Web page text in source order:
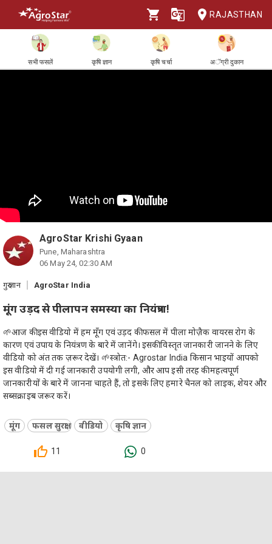
RAJASTHAN
सभी फसलें कृषि ज्ञान कृषि चर्चा अॅग्री दुकान
AgroStar Krishi Gyaan
Pune, Maharashtra
06 May 24, 02:30 AM
गुरु ज्ञान AgroStar India
मूंग उड़द से पीलापन समस्या का नियंत्रण!
🌱आज की इस वीडियो में हम मूँग एवं उड़द की फसल में पीला मोज़ैक वायरस रोग के
कारण एवं उपाय के नियंत्रण के बारे में जानेंगे। इसकी विस्तृत जानकारी जानने के लिए
वीडियो को अंत तक ज़रूर देखें। 🌱स्त्रोत:- Agrostar India किसान भाइयों आपको
इस वीडियो में दी गई जानकारी उपयोगी लगी, और आप इसी तरह की महत्वपूर्ण
जानकारीयों के बारे में जानना चाहते हैं, तो इसके लिए हमारे चैनल को लाइक, शेयर और
सब्सक्राइब जरूर करें।
मूंग फसल सुरक्षा वीडियो कृषि ज्ञान
11 0